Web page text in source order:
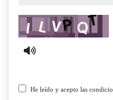
Captcha
He leído y acepto las